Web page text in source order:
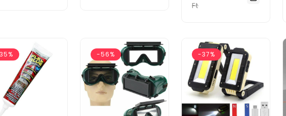
Ft
-56% -37%